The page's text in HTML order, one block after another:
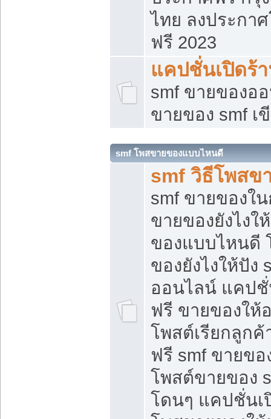
ไทย ลงประกา
ฟรี 2023
แคปชั่นเปิดร้
smf ขายของอ
ขายของ smf เ
smf โพสขายของแบบไหนดี
smf วิธีโพสข
smf ขายของใ
ขายของยังไง
ของแบบไหนดี
ของยังไงให้ปั
ออนไลน์ แคป
ฟรี ขายของให้
โพสต์เรียกลูกค้
ฟรี smf ขายขอ
โพสต์ขายของ
โดนๆ แคปชั่นเ